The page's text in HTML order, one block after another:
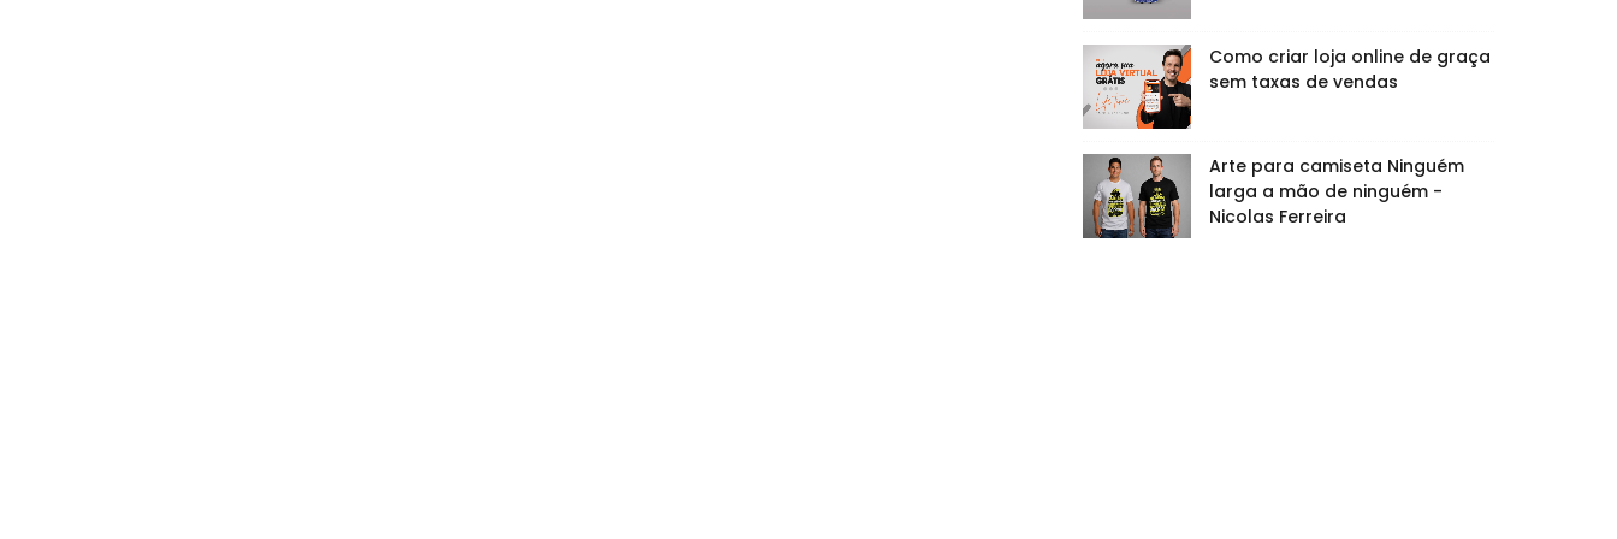
Como criar loja online de graça
sem taxas de vendas
Arte para camiseta Ninguém
larga a mão de ninguém -
Nicolas Ferreira